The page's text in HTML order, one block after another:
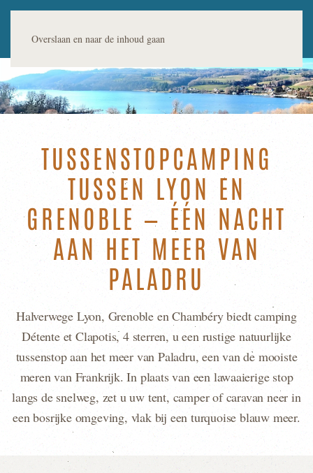
Overslaan en naar de inhoud gaan
TUSSENSTOPCAMPING
TUSSEN LYON EN
GRENOBLE — ÉÉN NACHT
AAN HET MEER VAN
PALADRU
Halverwege Lyon, Grenoble en Chambéry biedt camping
Détente et Clapotis, 4 sterren, u een rustige natuurlijke
tussenstop aan het meer van Paladru, een van de mooiste
meren van Frankrijk. In plaats van een lawaaierige stop
langs de snelweg, zet u uw tent, camper of caravan neer in
een bosrijke omgeving, vlak bij een turquoise blauw meer.